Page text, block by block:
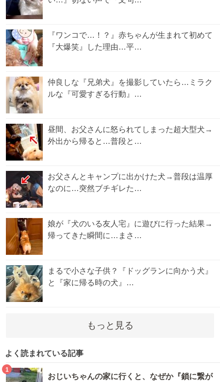
『ワンコで…！？』赤ちゃんが生まれて初めて
『大爆笑』した理由…平…
仲良しな『兄弟犬』を撮影していたら…ミラク
ルな『可愛すぎる行動』…
昼間、お父さんに怒られてしまった超大型犬→
外出から帰ると…普段と…
お父さんとキャンプに出かけた犬→普段は温厚
なのに…突然ブチギレた…
娘が『犬のいる友人宅』に遊びに行った結果→
帰ってきた瞬間に…まさ…
まるで小さな子供？『ドッグランに向かう犬』
と『家に帰る時の犬』…
もっと見る
よく読まれている記事
1
おじいちゃんの家に行くと、なぜか『鎖に繋が